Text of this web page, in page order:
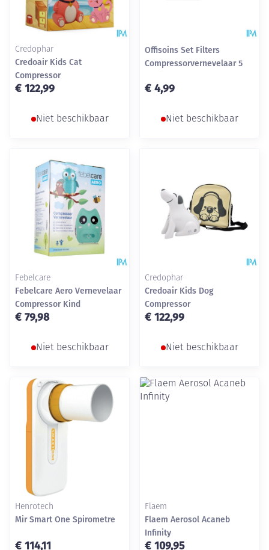
Credophar
Credoair Kids Cat
Compressor
€ 122,99
Niet beschikbaar
Offisoins Set Filters
Compressorvernevelaar 5
€ 4,99
Niet beschikbaar
Febelcare
Febelcare Aero Vernevelaar
Compressor Kind
€ 79,98
Niet beschikbaar
Credophar
Credoair Kids Dog
Compressor
€ 122,99
Niet beschikbaar
Henrotech
Mir Smart One Spirometre
€ 114,11
Flaem
Flaem Aerosol Acaneb
Infinity
€ 109,95